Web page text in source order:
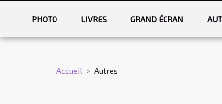
PHOTO LIVRES GRAND ÉCRAN
Accueil Autres